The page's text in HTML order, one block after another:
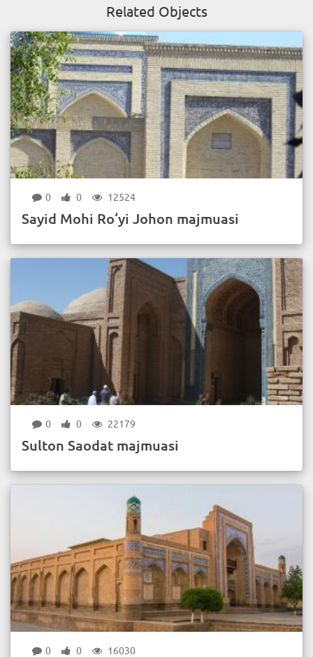
Related Objects
0 0 12524
Sayid Mohi Ro‘yi Johon majmuasi
0 0 22179
Sulton Saodat majmuasi
0 0 16030